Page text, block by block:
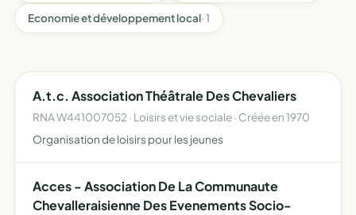
Economie et développement local· 1
A.t.c. Association Théâtrale Des Chevaliers
RNA W441007052 · Loisirs et vie sociale · Créée en 1970
Organisation de loisirs pour les jeunes
Acces - Association De La Communaute
Chevalleraisienne Des Evenements Socio-